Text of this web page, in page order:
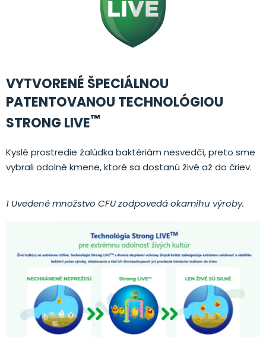
VYTVORENÉ ŠPECIÁLNOU
PATENTOVANOU TECHNOLÓGIOU
STRONG LIVE™
Kyslé prostredie žalúdka baktériám nesvedčí, preto sme
vybrali odolné kmene, ktoré sa dostanú živé až do čriev.
1 Uvedené množstvo CFU zodpovedá okamihu výroby.